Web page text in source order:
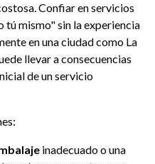
Confiar en servicios
mismo" sin la experiencia
en una ciudad como La
llevar a consecuencias
de un servicio
inadecuado o una